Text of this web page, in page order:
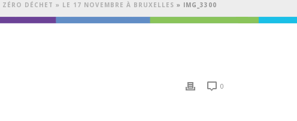
DÉCHET » LE 17 NOVEMBRE À BRUXELLES » IMG_3300
0